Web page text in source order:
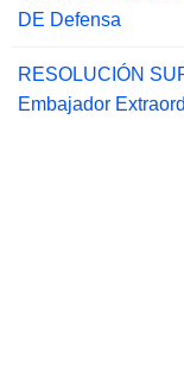
DE Defensa
RESOLUCIÓN
Embajador